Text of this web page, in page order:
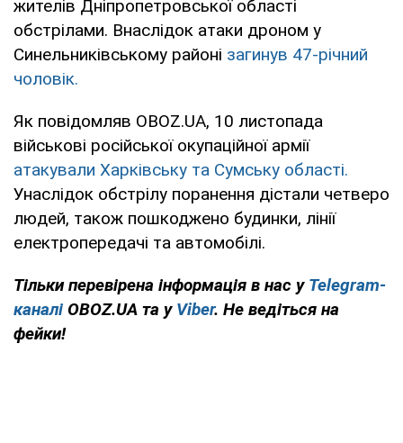
жителів Дніпропетровської області
обстрілами. Внаслідок атаки дроном у
Синельниківському районі загинув 47-річний
чоловік.
Як повідомляв OBOZ.UA, 10 листопада
військові російської окупаційної армії
атакували Харківську та Сумську області.
Унаслідок обстрілу поранення дістали четверо
людей, також пошкоджено будинки, лінії
електропередачі та автомобілі.
Тільки перевірена інформація в нас у Telegram-
каналі OBOZ.UA та у Viber. Не ведіться на
фейки!